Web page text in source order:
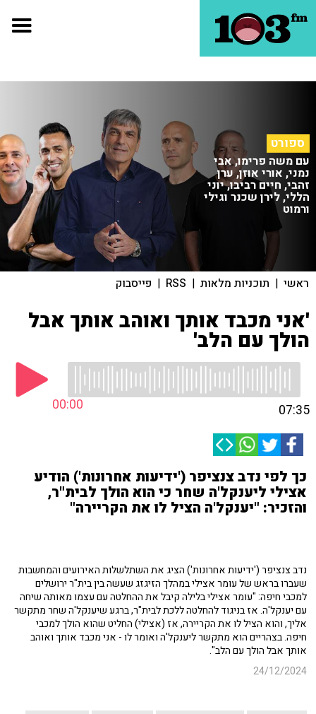
ספורט
עם משה פרימו, אבי
נמני, אורי אוזן, ערן
זהבי, חיים רביבו, יוני
הללי, לירן שכנר וגילי
ורמוט
ראשי | תוכניות מלאות |
RSS
| פייסבוק
'אני מכבד אותך ואוהב אותך אבל
הולך עם הלב'
00:00 07:35
כך לפי נדב צנציפר ('ידיעות אחרונות') הודיע
אצילי ליענקל'ה שחר כי הוא הולך לבית"ר,
והזכיר: "יענקל'ה הציל לו את הקריירה"
נדב צנציפר ('ידיעות אחרונות') הציג את השתלשלות האירועים והמחשבות
שעברו בראש של עומר אצילי במהלך הזיגזג שעשה בין בית"ר ירושלים
למכבי חיפה: "עומר אצילי בלילה קיבל את ההחלטה עם עצמו מאותה שיחה
עם יענקל'ה. אז בניגוד להחלטה ללכת לבית"ר, ברגע שיענקל'ה שחר מתקשר
אליך, והוא הציל לו את הקריירה, אז (אצילי) החליט שהוא הולך למכבי
חיפה. בצהריים הוא מתקשר ליענקל'ה ואומר לו - אני מכבד אותך ואוהב
אותך אבל הולך עם הלב".
24/12/2024